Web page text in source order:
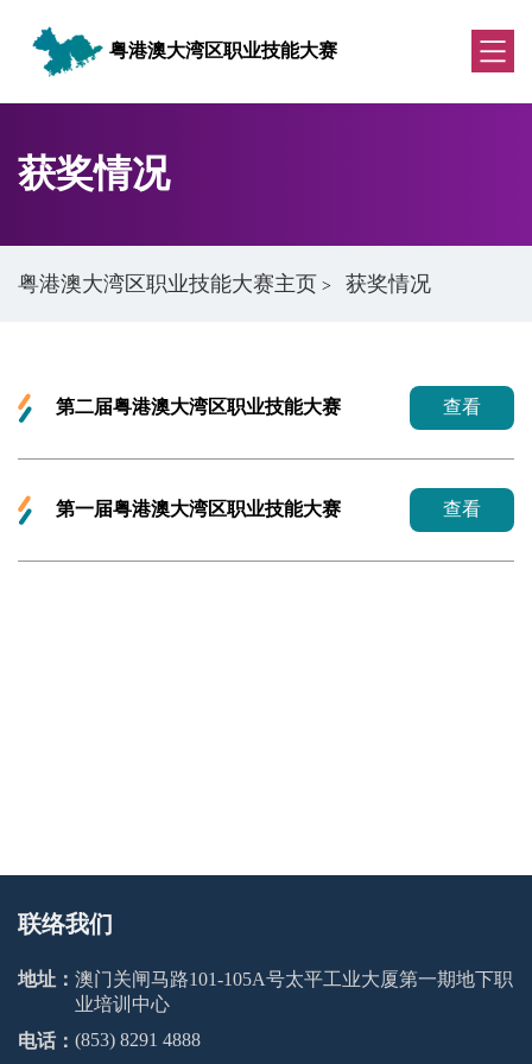
粤港澳大湾区职业技能大赛
获奖情况
粤港澳大湾区职业技能大赛主页 > 获奖情况
第二届粤港澳大湾区职业技能大赛 查看
第一届粤港澳大湾区职业技能大赛 查看
联络我们
地址： 澳门关闸马路101-105A号太平工业大厦第一期地下职
业培训中心
电话： (853) 8291 4888